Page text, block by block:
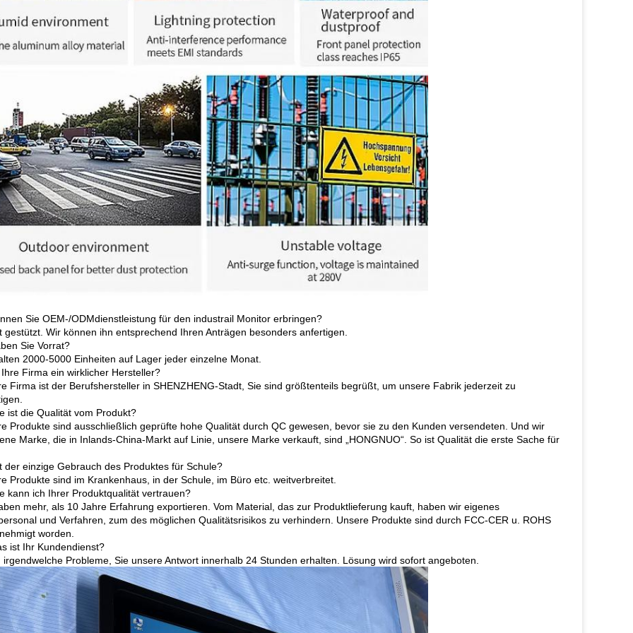
Sie OEM-/ODMdienstleistung für den industrail Monitor erbringen?
gestützt. Wir können ihn entsprechend Ihren Anträgen besonders anfertigen.
Sie Vorrat?
2000-5000 Einheiten auf Lager jeder einzelne Monat.
Firma ein wirklicher Hersteller?
Firma ist der Berufshersteller in SHENZHENG-Stadt, Sie sind größtenteils begrüßt, um unsere Fabrik jederzeit zu
ist die Qualität vom Produkt?
Produkte sind ausschließlich geprüfte hohe Qualität durch QC gewesen, bevor sie zu den Kunden versendeten. Und wir
Marke, die in Inlands-China-Markt auf Linie, unsere Marke verkauft, sind „HONGNUO“. So ist Qualität die erste Sache für
der einzige Gebrauch des Produktes für Schule?
Produkte sind im Krankenhaus, in der Schule, im Büro etc. weitverbreitet.
kann ich Ihrer Produktqualität vertrauen?
mehr, als 10 Jahre Erfahrung exportieren. Vom Material, das zur Produktlieferung kauft, haben wir eigenes
und Verfahren, zum des möglichen Qualitätsrisikos zu verhindern. Unsere Produkte sind durch FCC-CER u. ROHS
worden.
ist Ihr Kundendienst?
irgendwelche Probleme, Sie unsere Antwort innerhalb 24 Stunden erhalten. Lösung wird sofort angeboten.